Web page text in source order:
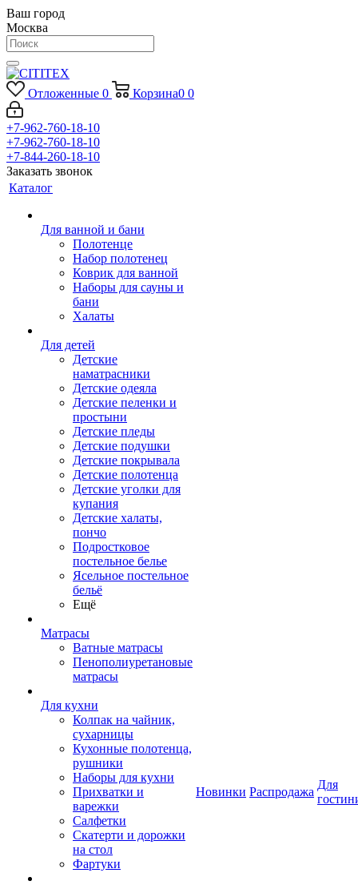
Ваш город
Москва
Отложенные 0 Корзина0 0
+7-962-760-18-10
+7-962-760-18-10
+7-844-260-18-10
Заказать звонок
Каталог
Для ванной и бани
Полотенце
Набор полотенец
Коврик для ванной
Наборы для сауны и
бани
Халаты
Для детей
Детские
наматрасники
Детские одеяла
Детские пеленки и
простыни
Детские пледы
Детские подушки
Детские покрывала
Детские полотенца
Детские уголки для
купания
Детские халаты,
пончо
Подростковое
постельное белье
Ясельное постельное
бельё
Ещё
Матрасы
Ватные матрасы
Пенополиуретановые
матрасы
Для кухни
Колпак на чайник,
сухарницы
Кухонные полотенца,
рушники
Наборы для кухни
Прихватки и
варежки
Салфетки
Скатерти и дорожки
на стол
Фартуки
Новинки Распродажа
Для